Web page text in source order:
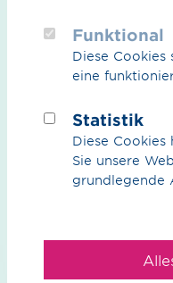
Komplettservice für
Juli 2026
Funktional
Diese Cookies
eine
Statistik
Diese Cookies
Sie unsere
grundlegende